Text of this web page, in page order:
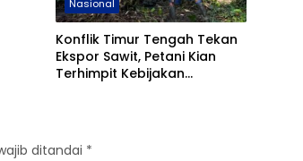
Nasional
Konflik Timur Tengah Tekan
Ekspor Sawit, Petani Kian
Terhimpit Kebijakan
ditandai *